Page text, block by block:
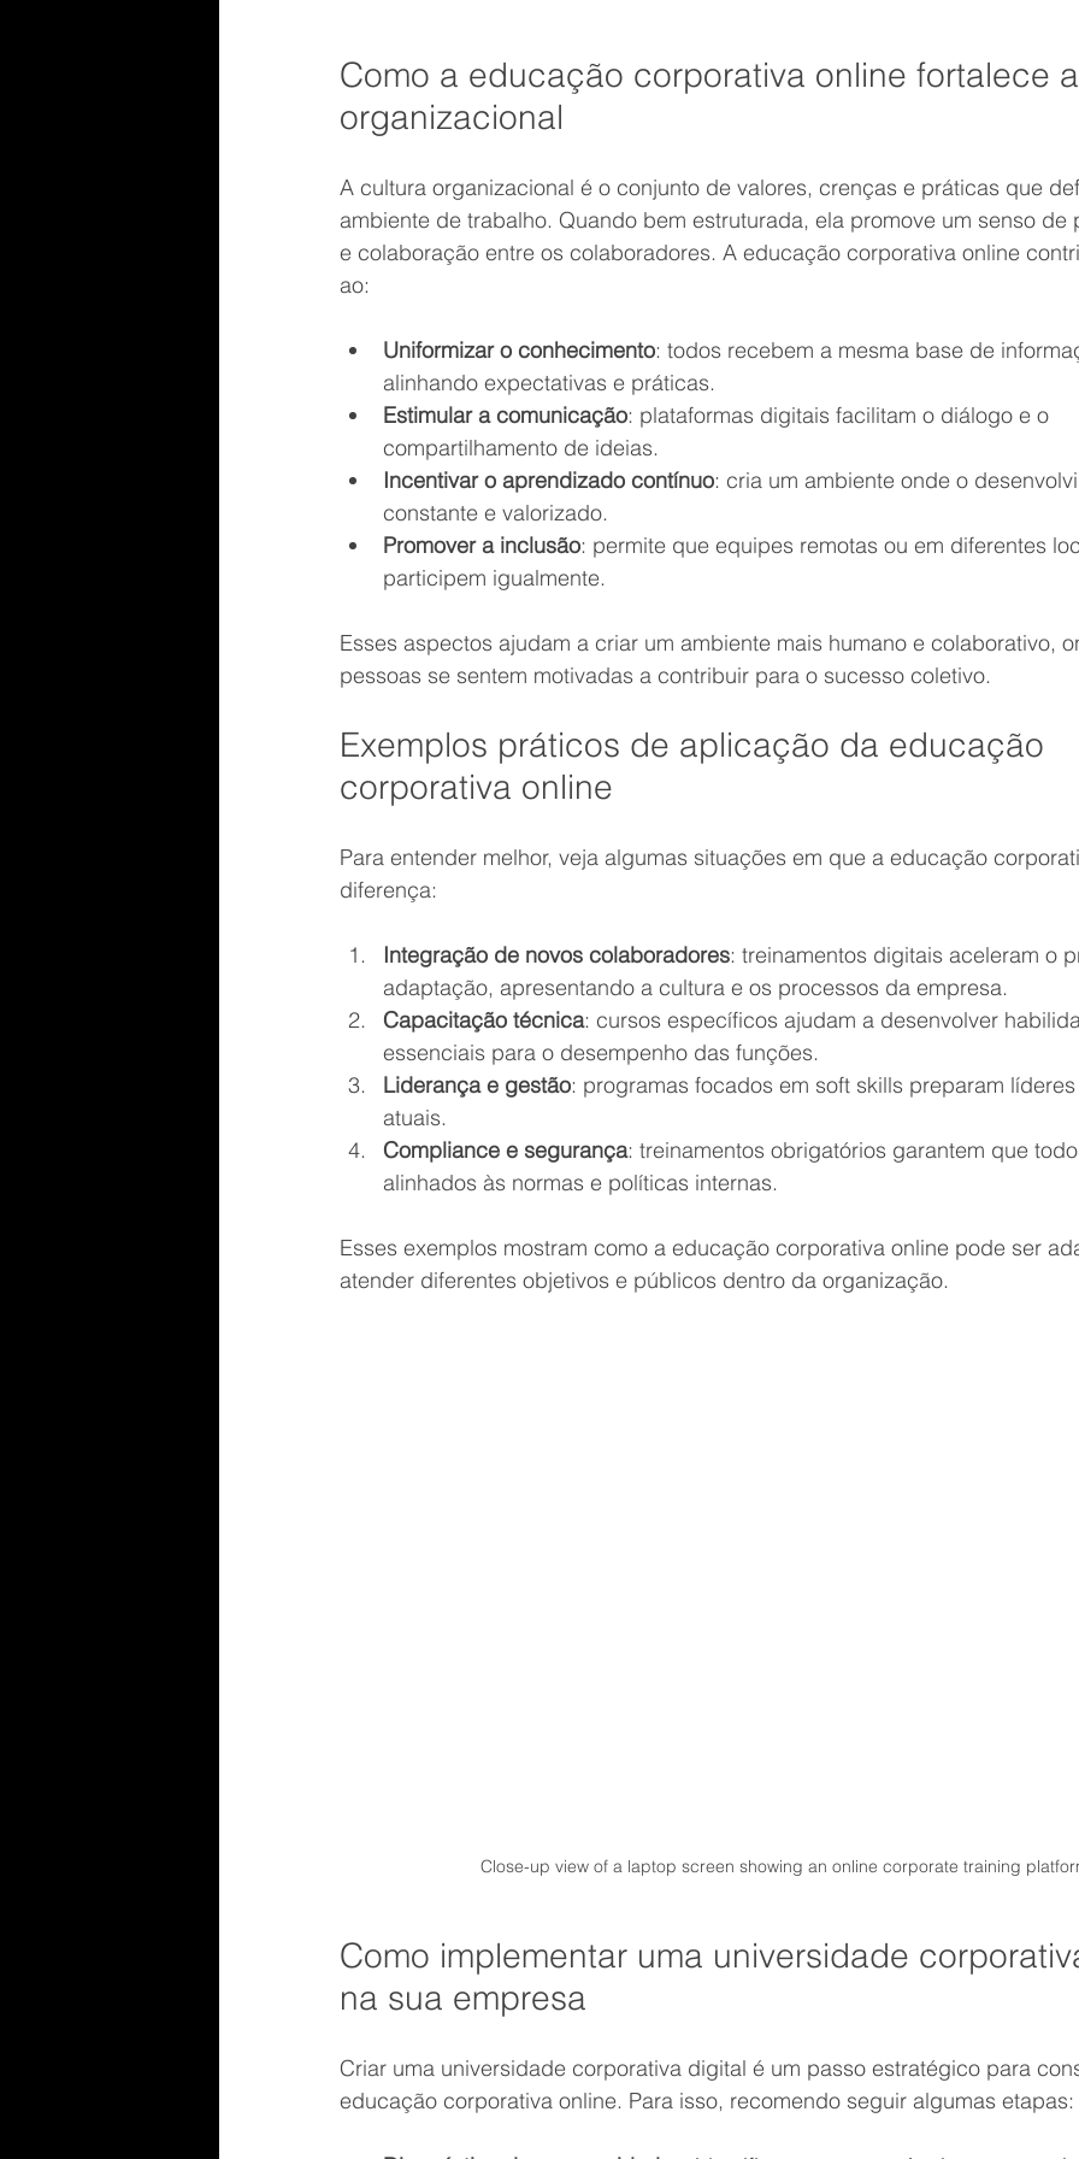
Como a educação corporativa online fortalece
organizacional
A cultura organizacional é o conjunto de valores, crenças e práticas que
ambiente de trabalho. Quando bem estruturada, ela promove um senso
e colaboração entre os colaboradores. A educação corporativa online
ao:
Uniformizar o conhecimento: todos recebem a mesma base de
alinhando expectativas e práticas.
Estimular a comunicação: plataformas digitais facilitam o diálogo e o
compartilhamento de ideias.
Incentivar o aprendizado contínuo: cria um ambiente onde o
constante e valorizado.
Promover a inclusão: permite que equipes remotas ou em diferentes
participem igualmente.
Esses aspectos ajudam a criar um ambiente mais humano e colaborativo,
pessoas se sentem motivadas a contribuir para o sucesso coletivo.
Exemplos práticos de aplicação da educação
corporativa online
Para entender melhor, veja algumas situações em que a educação
diferença:
Integração de novos colaboradores: treinamentos digitais aceleram o
adaptação, apresentando a cultura e os processos da empresa.
Capacitação técnica: cursos específicos ajudam a desenvolver
essenciais para o desempenho das funções.
Liderança e gestão: programas focados em soft skills preparam
atuais.
Compliance e segurança: treinamentos obrigatórios garantem que
alinhados às normas e políticas internas.
Esses exemplos mostram como a educação corporativa online pode ser
atender diferentes objetivos e públicos dentro da organização.
Close-up view of a laptop screen showing an online corporate training
Como implementar uma universidade
na sua empresa
Criar uma universidade corporativa digital é um passo estratégico para
educação corporativa online. Para isso, recomendo seguir algumas etapas: